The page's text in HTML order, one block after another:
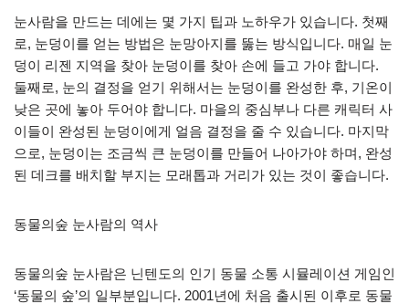
눈사람을 만드는 데에는 몇 가지 팁과 노하우가 있습니다. 첫째
로, 눈덩이를 얻는 방법은 눈망아지를 뚫는 방식입니다. 매일 눈
덩이 리젠 지역을 찾아 눈덩이를 찾아 손에 들고 가야 합니다.
둘째로, 눈의 결정을 얻기 위해서는 눈덩이를 완성한 후, 기온이
낮은 곳에 놓아 두어야 합니다. 마을의 중심부나 다른 캐릭터 사
이들이 완성된 눈덩이에게 얼음 결정을 줄 수 있습니다. 마지막
으로, 눈덩이는 조금씩 큰 눈덩이를 만들어 나아가야 하며, 완성
된 데크를 배치할 부지는 모래톱과 거리가 있는 것이 좋습니다.
동물의숲 눈사람의 역사
동물의숲 눈사람은 닌텐도의 인기 동물 소통 시뮬레이션 게임인
‘동물의 숲’의 일부분입니다. 2001년에 처음 출시된 이후로 동물